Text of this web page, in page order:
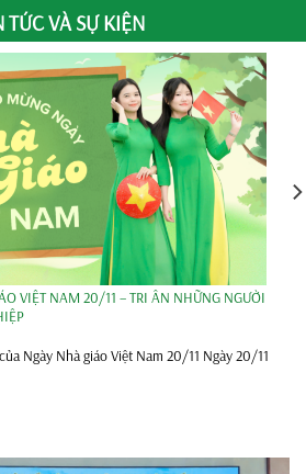
TỨC VÀ SỰ KIỆN
VIỆT NAM 20/11 – TRI ÂN NHỮNG NGƯỜI
Ngày Nhà giáo Việt Nam 20/11 Ngày 20/11